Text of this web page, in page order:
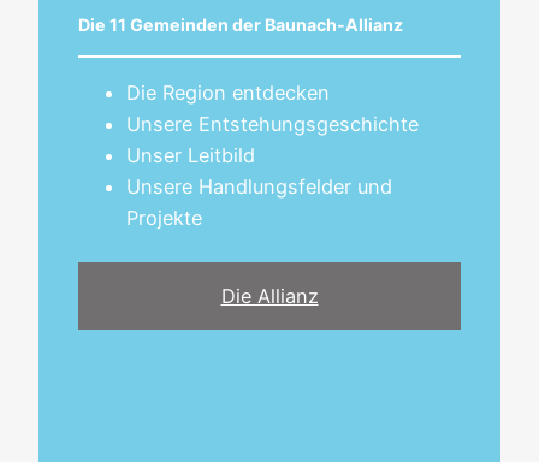
Die 11 Gemeinden der Baunach-Allianz
Die Region entdecken
Unsere Entstehungsgeschichte
Unser Leitbild
Unsere Handlungsfelder und
Projekte
Die Allianz